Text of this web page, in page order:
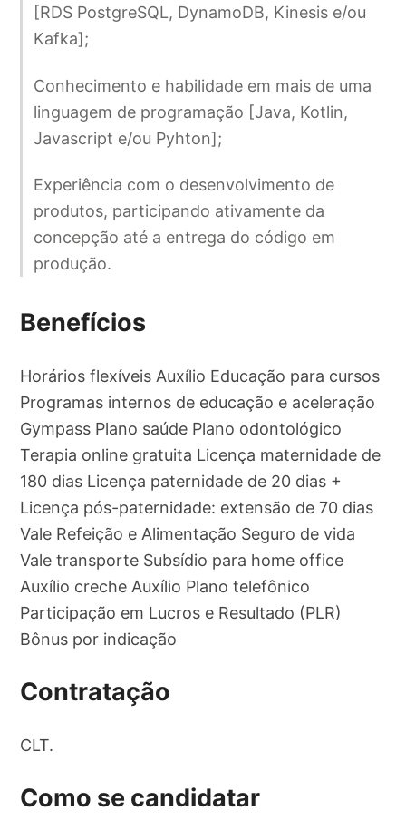
[RDS PostgreSQL, DynamoDB, Kinesis e/ou
Kafka];
Conhecimento e habilidade em mais de uma
linguagem de programação [Java, Kotlin,
Javascript e/ou Pyhton];
Experiência com o desenvolvimento de
produtos, participando ativamente da
concepção até a entrega do código em
produção.
Benefícios
Horários flexíveis Auxílio Educação para cursos
Programas internos de educação e aceleração
Gympass Plano saúde Plano odontológico
Terapia online gratuita Licença maternidade de
180 dias Licença paternidade de 20 dias +
Licença pós-paternidade: extensão de 70 dias
Vale Refeição e Alimentação Seguro de vida
Vale transporte Subsídio para home office
Auxílio creche Auxílio Plano telefônico
Participação em Lucros e Resultado (PLR)
Bônus por indicação
Contratação
CLT.
Como se candidatar